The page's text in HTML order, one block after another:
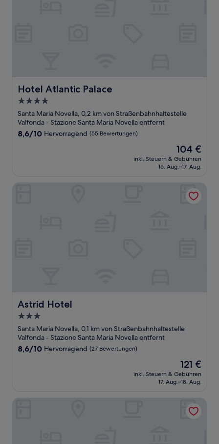
Hotel Atlantic Palace
Hotel Atlantic Palace
4.0-
Sterne-
Unterkunft
Santa Maria Novella, 0,2 km von Straßenbahnhaltestelle
Valfonda - Stazione Santa Maria Novella entfernt
8.6
8,6/10 Hervorragend (55 Bewertungen)
Der
Preis
beträgt
104 €
inkl. Steuern & Gebühren
16. Aug.–17. Aug.
Astrid Hotel
Astrid Hotel
3.0-
Sterne-
Unterkunft
Santa Maria Novella, 0,1 km von Straßenbahnhaltestelle
Valfonda - Stazione Santa Maria Novella entfernt
8.6
8,6/10 Hervorragend (27 Bewertungen)
Der
Preis
beträgt
121 €
inkl. Steuern & Gebühren
17. Aug.–18. Aug.